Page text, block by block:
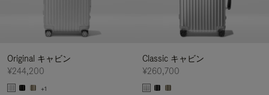
Original キャビン
¥244,200
+1
Classic キャビン
¥260,700